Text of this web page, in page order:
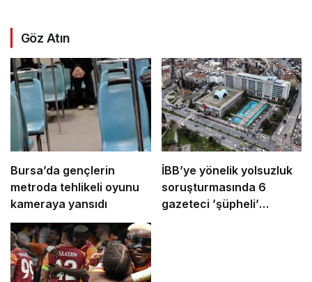
Göz Atın
Bursa’da gençlerin
metroda tehlikeli oyunu
kameraya yansıdı
İBB’ye yönelik yolsuzluk
soruşturmasında 6
gazeteci ’şüpheli’